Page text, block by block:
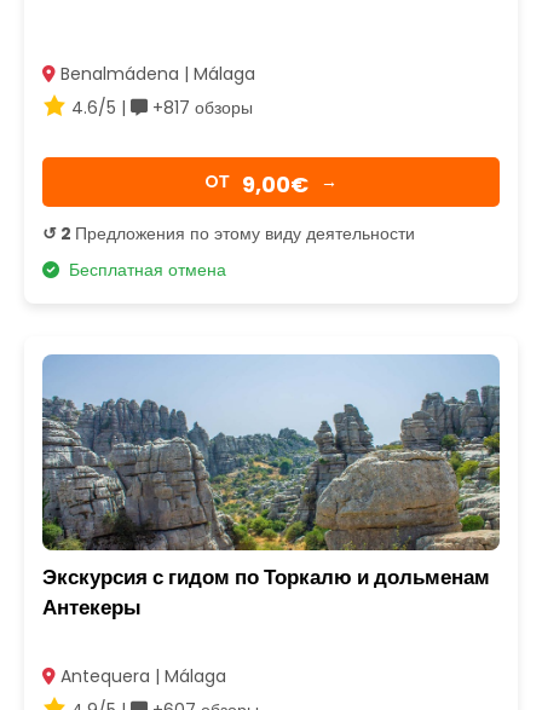
Benalmádena | Málaga
4.6/5 |
+817 обзоры
OТ 9,00€ →
↺ 2 Предложения по этому виду деятельности
Бесплатная отмена
Экскурсия с гидом по Торкалю и дольменам
Антекеры
Antequera | Málaga